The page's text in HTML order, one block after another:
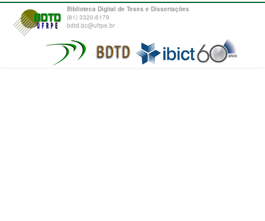
Biblioteca Digital de Teses e Dissertações
(81) 3320-6179
bdtd.bc@ufrpe.br